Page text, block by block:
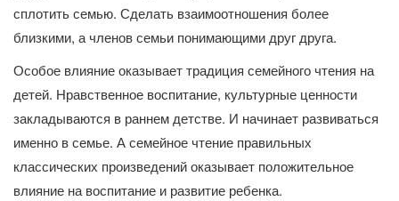
сплотить семью. Сделать взаимоотношения более
близкими, а членов семьи понимающими друг друга.
Особое влияние оказывает традиция семейного чтения на
детей. Нравственное воспитание, культурные ценности
закладываются в раннем детстве. И начинает развиваться
именно в семье. А семейное чтение правильных
классических произведений оказывает положительное
влияние на воспитание и развитие ребенка.